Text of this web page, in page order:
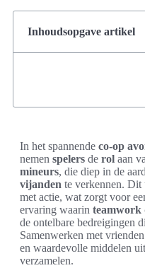
Inhoudsopgave artikel
In het spannende co-op
nemen spelers de rol aan
mineurs, die diep in de
vijanden te verkennen. Dit
met actie, wat zorgt voor
ervaring waarin teamwork
de ontelbare bedreigingen
Samenwerken met
en waardevolle middelen
verzamelen.